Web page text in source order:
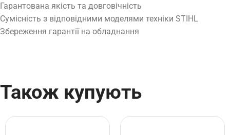
Гарантована якість та довговічність
Сумісність з відповідними моделями техніки STIHL
Збереження гарантії на обладнання
Також купують